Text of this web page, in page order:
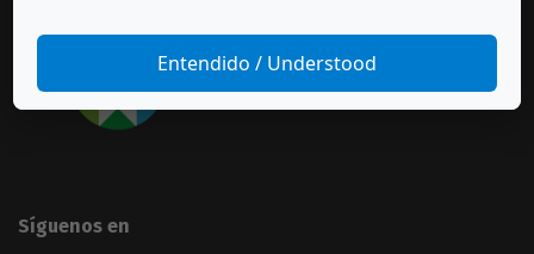
Síguenos en
Entendido / Understood